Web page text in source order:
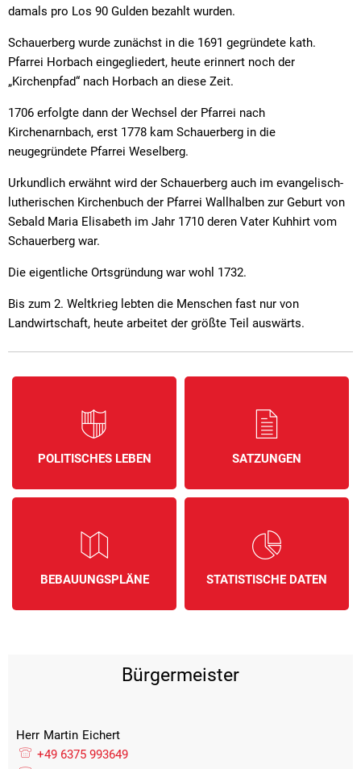
damals pro Los 90 Gulden bezahlt wurden.
Schauerberg wurde zunächst in die 1691 gegründete kath.
Pfarrei Horbach eingegliedert, heute erinnert noch der
„Kirchenpfad“ nach Horbach an diese Zeit.
1706 erfolgte dann der Wechsel der Pfarrei nach
Kirchenarnbach, erst 1778 kam Schauerberg in die
neugegründete Pfarrei Weselberg.
Urkundlich erwähnt wird der Schauerberg auch im evangelisch-
lutherischen Kirchenbuch der Pfarrei Wallhalben zur Geburt von
Sebald Maria Elisabeth im Jahr 1710 deren Vater Kuhhirt vom
Schauerberg war.
Die eigentliche Ortsgründung war wohl 1732.
Bis zum 2. Weltkrieg lebten die Menschen fast nur von
Landwirtschaft, heute arbeitet der größte Teil auswärts.
POLITISCHES LEBEN SATZUNGEN
BEBAUUNGSPLÄNE STATISTISCHE DATEN
Bürgermeister
Herr Martin Eichert
+49 6375 993649